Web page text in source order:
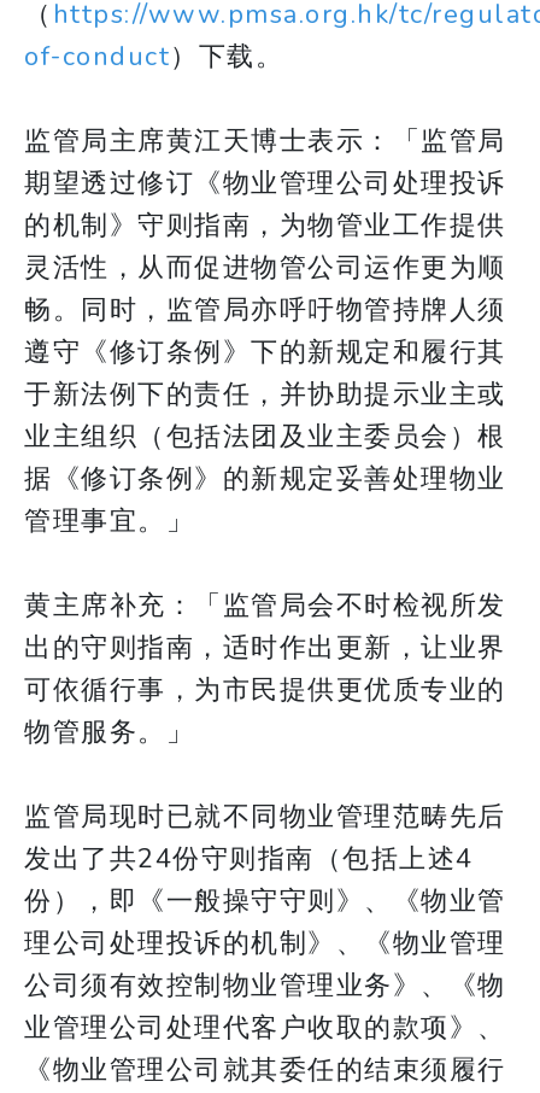
（ https://www.pmsa.org.hk/tc/
of-conduct）下载。
监管局主席黄江天博士表示：「监管局
期望透过修订《物业管理公司处理投诉
的机制》守则指南，为物管业工作提供
灵活性，从而促进物管公司运作更为顺
畅。同时，监管局亦呼吁物管持牌人须
遵守《修订条例》下的新规定和履行其
于新法例下的责任，并协助提示业主或
业主组织（包括法团及业主委员会）根
据《修订条例》的新规定妥善处理物业
管理事宜。」
黄主席补充：「监管局会不时检视所发
出的守则指南，适时作出更新，让业界
可依循行事，为市民提供更优质专业的
物管服务。」
监管局现时已就不同物业管理范畴先后
发出了共24份守则指南（包括上述4
份），即《一般操守守则》、《物业管
理公司处理投诉的机制》、《物业管理
公司须有效控制物业管理业务》、《物
业管理公司处理代客户收取的款项》、
《物业管理公司就其委任的结束须履行